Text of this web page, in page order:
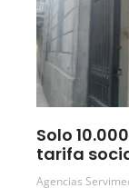
Solo
tarifa
Agencias